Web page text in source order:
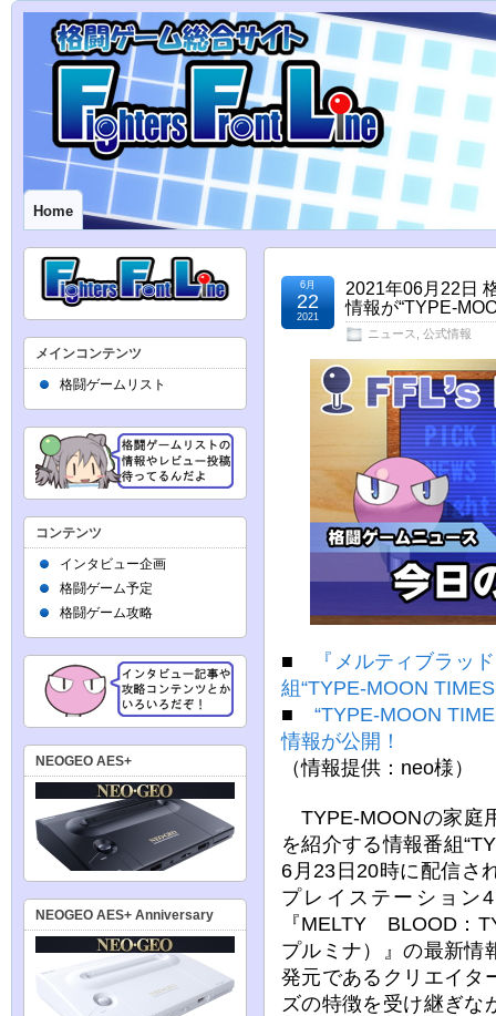
Home
2021年06月22日
情報が“TYPE-
ニュース 公式情報
6月
22
2021
■
『メルティブラッ
組“TYPE-MOON
■ “TYPE‐MOON
情報が公開！
（情報提供：neo様）
TYPE-MOONの家庭
を紹介する情報番組
6月23日20時に配信さ
プレイステーション
『MELTY BLOOD：
プルミナ）』の最新情
発元であるクリエイタ
ズの特徴を受け継ぎな
メインコンテンツ
格闘ゲームリスト
コンテンツ
インタビュー企画
格闘ゲーム予定
格闘ゲーム攻略
NEOGEO AES+
NEOGEO AES+ Anniversary